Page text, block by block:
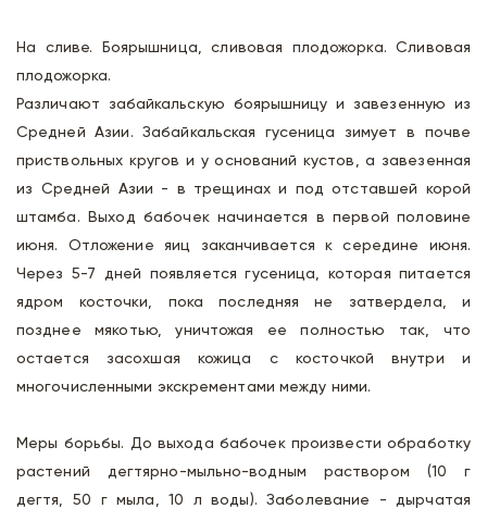
На сливе. Боярышница, сливовая плодожорка. Сливовая
плодожорка.
Различают забайкальскую боярышницу и завезенную из
Средней Азии. Забайкальская гусеница зимует в почве
приствольных кругов и у оснований кустов, а завезенная
из Средней Азии - в трещинах и под отставшей корой
штамба. Выход бабочек начинается в первой половине
июня. Отложение яиц заканчивается к середине июня.
Через 5-7 дней появляется гусеница, которая питается
ядром косточки, пока последняя не затвердела, и
позднее мякотью, уничтожая ее полностью так, что
остается засохшая кожица с косточкой внутри и
многочисленными экскрементами между ними.
Меры борьбы. До выхода бабочек произвести обработку
растений дегтярно-мыльно-водным раствором (10 г
дегтя, 50 г мыла, 10 л воды). Заболевание - дырчатая